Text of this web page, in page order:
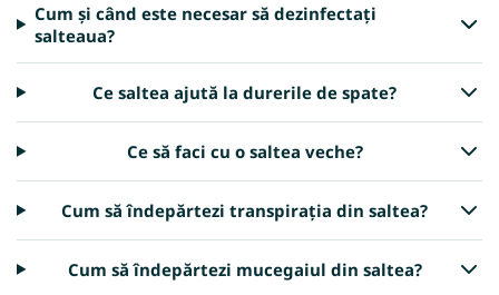
Cum și când este necesar să dezinfectați
salteaua?
Ce saltea ajută la durerile de spate?
Ce să faci cu o saltea veche?
Cum să îndepărtezi transpirația din saltea?
Cum să îndepărtezi mucegaiul din saltea?